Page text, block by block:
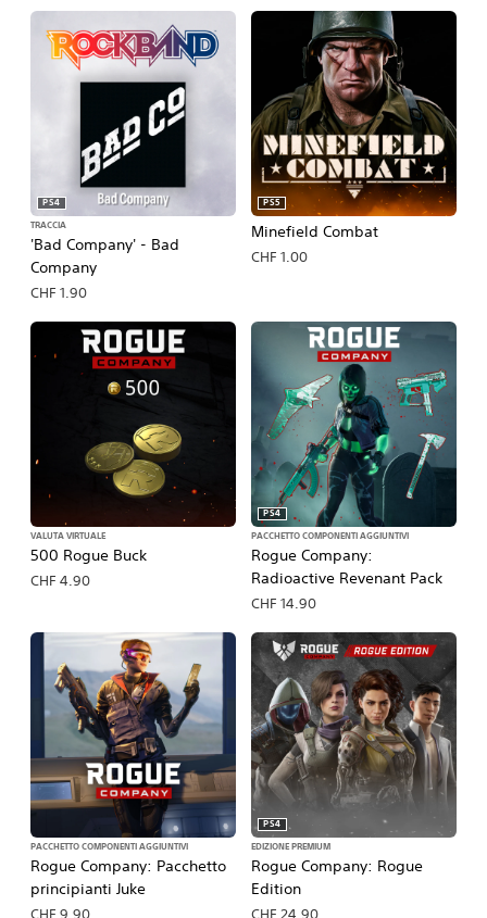
'Bad Company' - Bad
Company
PS4
TRACCIA
CHF 1.90
Minefield Combat
PS5
CHF 1.00
500 Rogue Buck
VALUTA VIRTUALE
CHF 4.90
Rogue Company:
Radioactive Revenant Pack
PS4
PACCHETTO COMPONENTI AGGIUNTIVI
CHF 14.90
Rogue Company: Pacchetto
principianti Juke
PACCHETTO COMPONENTI AGGIUNTIVI
CHF 9.90
Rogue Company: Rogue
Edition
PS4
EDIZIONE PREMIUM
CHF 24.90